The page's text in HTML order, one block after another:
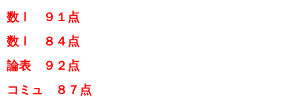
Ⅰ ９１点
Ⅰ ８４点
９２点
ュ ８７点